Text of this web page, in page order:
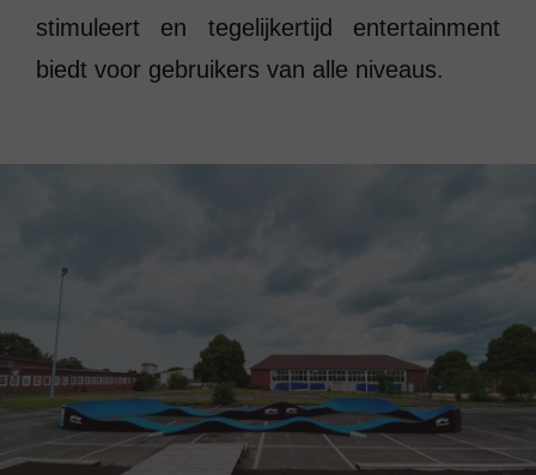
stimuleert en tegelijkertijd entertainment
biedt voor gebruikers van alle niveaus.